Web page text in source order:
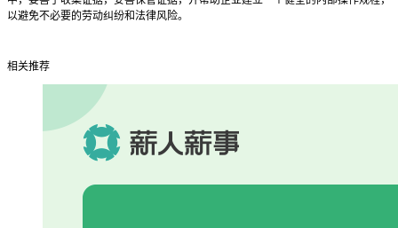
以避免不必要的劳动纠纷和法律风险。
相关推荐